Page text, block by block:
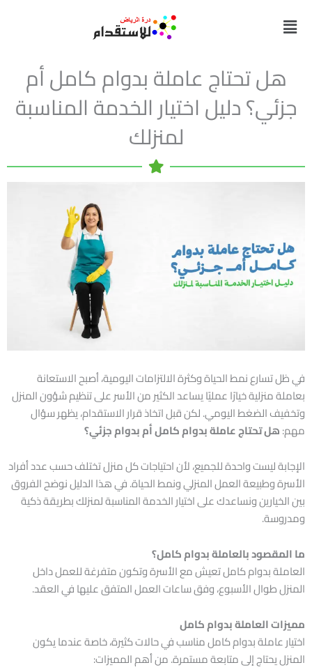
القائمة
هل تحتاج عاملة بدوام كامل أم
جزئي؟ دليل اختيار الخدمة المناسبة
لمنزلك
في ظل تسارع نمط الحياة وكثرة الالتزامات اليومية، أصبح الاستعانة
بعاملة منزلية خيارًا عمليًا يساعد الكثير من الأسر على تنظيم شؤون المنزل
وتخفيف الضغط اليومي. لكن قبل اتخاذ قرار الاستقدام، يظهر سؤال
مهم:هل تحتاج عاملة بدوام كامل أم بدوام جزئي؟
الإجابة ليست واحدة للجميع، لأن احتياجات كل منزل تختلف حسب عدد أفراد
الأسرة وطبيعة العمل المنزلي ونمط الحياة. في هذا الدليل نوضح الفروق
بين الخيارين ونساعدك على اختيار الخدمة المناسبة لمنزلك بطريقة ذكية
ومدروسة.
ما المقصود بالعاملة بدوام كامل؟
العاملة بدوام كامل تعيش مع الأسرة وتكون متفرغة للعمل داخل
المنزل طوال الأسبوع، وفق ساعات العمل المتفق عليها في العقد.
مميزات العاملة بدوام كامل
اختيار عاملة بدوام كامل مناسب في حالات كثيرة، خاصة عندما يكون
المنزل يحتاج إلى متابعة مستمرة. من أهم المميزات: